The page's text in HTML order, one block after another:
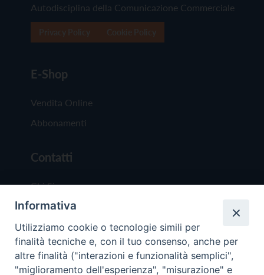
Autodisciplina della Comunicazione Commerciale
E-Shop
Vendita Online
Abbonamenti
Contatti
Chi Siamo
Redazione
Scrivici
Informativa
Utilizziamo cookie o tecnologie simili per
finalità tecniche e, con il tuo consenso, anche per
altre finalità ("interazioni e funzionalità semplici",
"miglioramento dell'esperienza", "misurazione" e